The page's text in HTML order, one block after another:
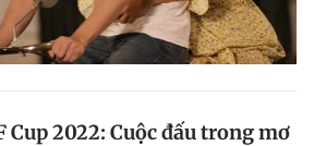
Bạn cần biết
Cup 2022: Cuộc đấu trong mơ